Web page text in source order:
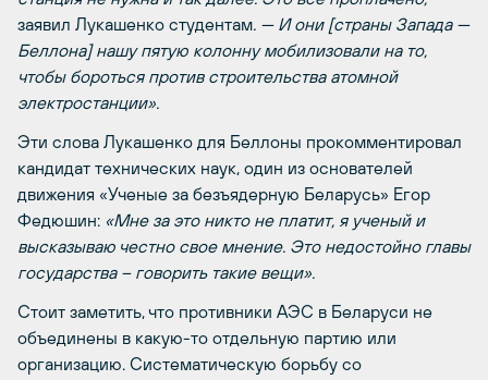
заявил Лукашенко студентам. — И они [страны Запада —
Беллона]нашу пятую колонну мобилизовали на то,
чтобы бороться против строительства атомной
электростанции».
Эти слова Лукашенко для Беллоны прокомментировал
кандидат технических наук, один из основателей
движения «Ученые за безъядерную Беларусь» Егор
Федюшин: «Мне за это никто не платит, я ученый и
высказываю честно свое мнение. Это недостойно главы
государства – говорить такие вещи».
Стоит заметить, что противники АЭС в Беларуси не
объединены в какую-то отдельную партию или
организацию. Систематическую борьбу со